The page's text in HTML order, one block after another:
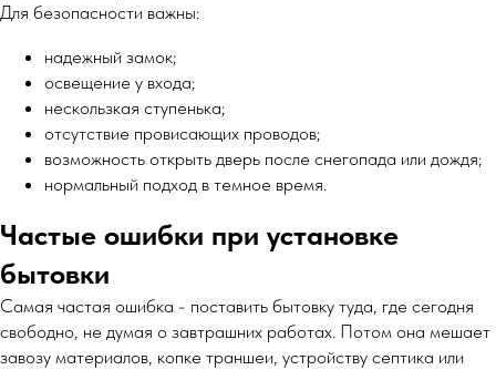
Для безопасности важны:
надежный замок;
освещение у входа;
нескользкая ступенька;
отсутствие провисающих проводов;
возможность открыть дверь после снегопада или дождя;
нормальный подход в темное время.
Частые ошибки при установке
бытовки
Самая частая ошибка - поставить бытовку туда, где сегодня
свободно, не думая о завтрашних работах. Потом она мешает
завозу материалов, копке траншеи, устройству септика или